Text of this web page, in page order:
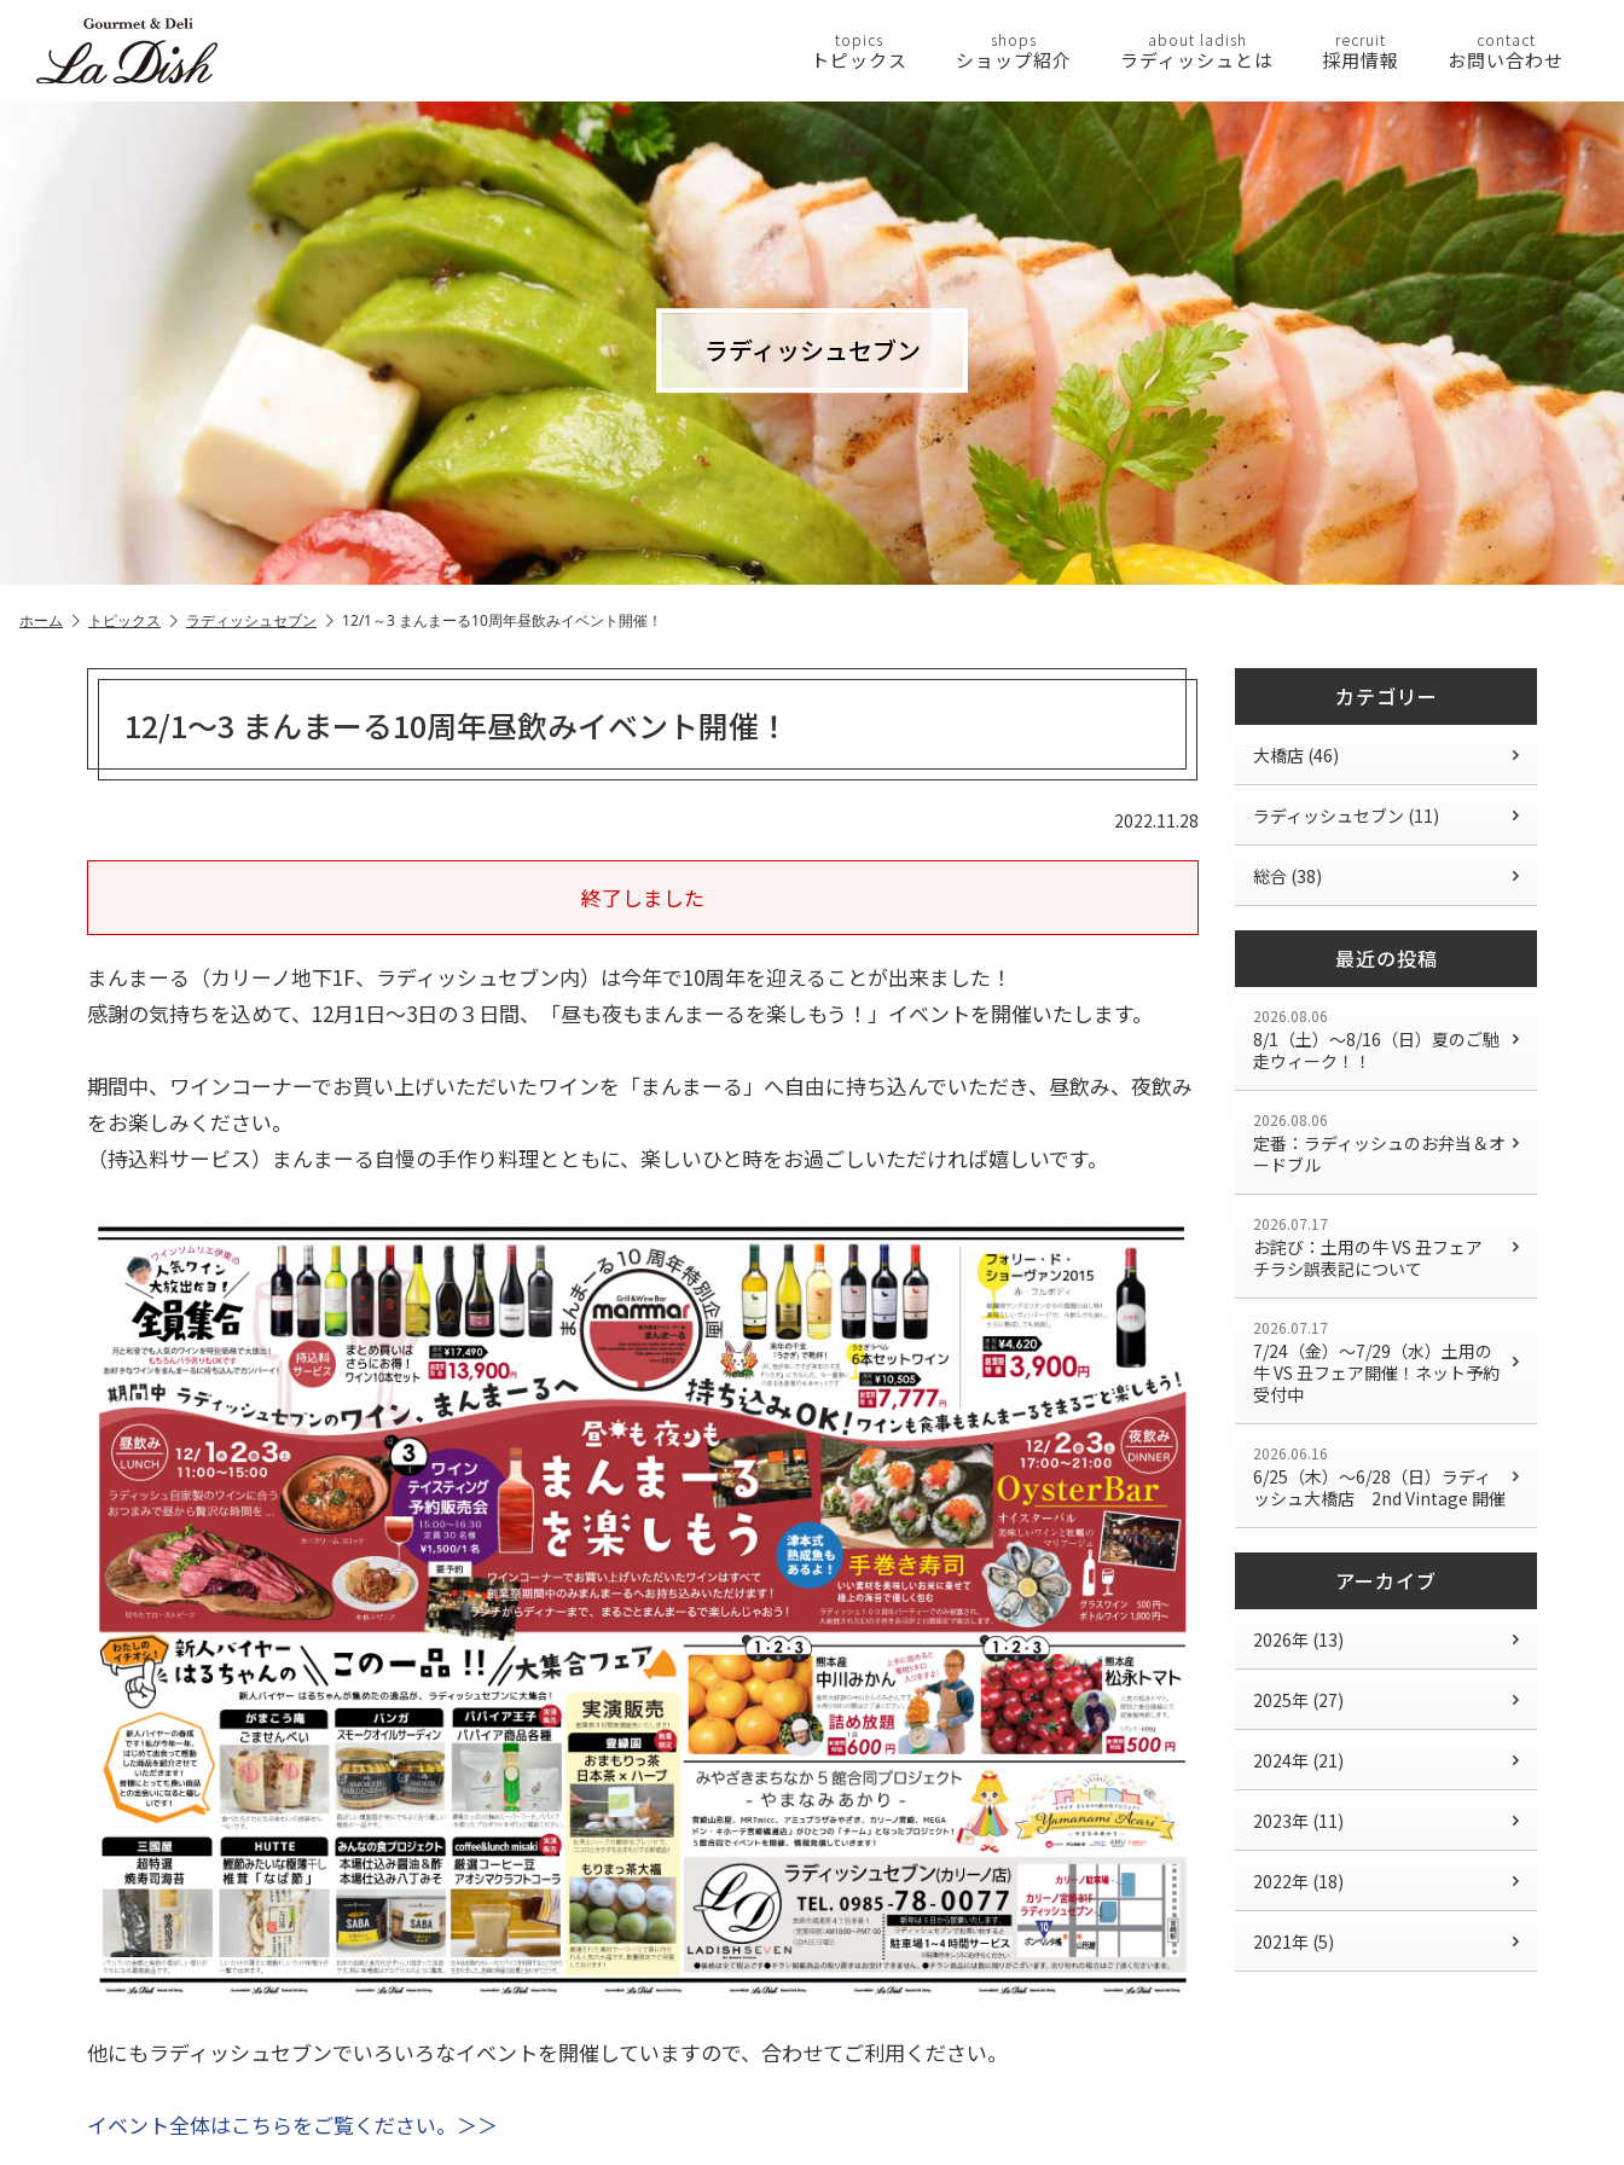
topics
トピックス
shops
ショップ紹介
about ladish
ラディッシュとは
recruit
採用情報
contact
お問い合わせ
ラディッシュセブン
ホーム トピックス ラディッシュセブン 12/1～3 まんまーる10周年昼飲みイベント開催！
12/1～3 まんまーる10周年昼飲みイベント開催！
2022.11.28
終了しました
まんまーる（カリーノ地下1F、ラディッシュセブン内）は今年で10周年を迎えることが出来ました！
感謝の気持ちを込めて、12月1日～3日の３日間、「昼も夜もまんまーるを楽しもう！」イベントを開催いたします。
期間中、ワインコーナーでお買い上げいただいたワインを「まんまーる」へ自由に持ち込んでいただき、昼飲み、夜飲み
をお楽しみください。
（持込料サービス）まんまーる自慢の手作り料理とともに、楽しいひと時をお過ごしいただければ嬉しいです。
他にもラディッシュセブンでいろいろなイベントを開催していますので、合わせてご利用ください。
イベント全体はこちらをご覧ください。＞＞
カテゴリー
大橋店 (46)
ラディッシュセブン (11)
総合 (38)
最近の投稿
2026.08.06
8/1（土）〜8/16（日）夏のご馳
走ウィーク！！
2026.08.06
定番：ラディッシュのお弁当＆オ
ードブル
2026.07.17
お詫び：土用の牛 VS 丑フェア
チラシ誤表記について
2026.07.17
7/24（金）〜7/29（水）土用の
牛 VS 丑フェア開催！ネット予約
受付中
2026.06.16
6/25（木）～6/28（日）ラディ
ッシュ大橋店 2nd Vintage 開催
アーカイブ
2026年 (13)
2025年 (27)
2024年 (21)
2023年 (11)
2022年 (18)
2021年 (5)